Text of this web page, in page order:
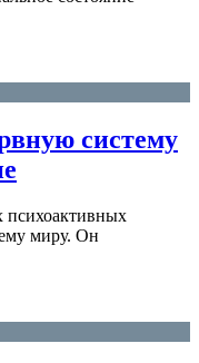
систему
миру. Он